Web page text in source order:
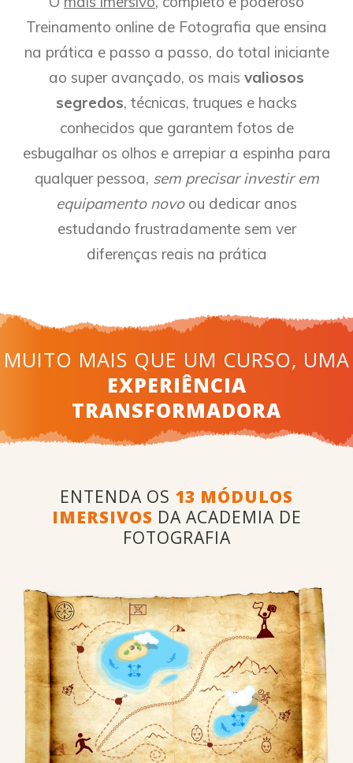
Treinamento online de Fotografia que ensina
na prática e passo a passo, do total iniciante
ao super avançado, os mais valiosos
segredos, técnicas, truques e hacks
conhecidos que garantem fotos de
esbugalhar os olhos e arrepiar a espinha para
qualquer pessoa, sem precisar investir em
equipamento novoou dedicar anos
estudando frustradamente sem ver
diferenças reais na prática
MUITO MAIS QUE UM CURSO, UMA
EXPERIÊNCIA
TRANSFORMADORA
ENTENDA OS 13 MÓDULOS
IMERSIVOS DA ACADEMIA DE
FOTOGRAFIA